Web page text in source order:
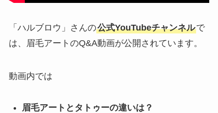
「ハルブロウ」さんの公式YouTubeチャンネルで
は、眉毛アートのQ&A動画が公開されています。
動画内では
眉毛アートとタトゥーの違いは？